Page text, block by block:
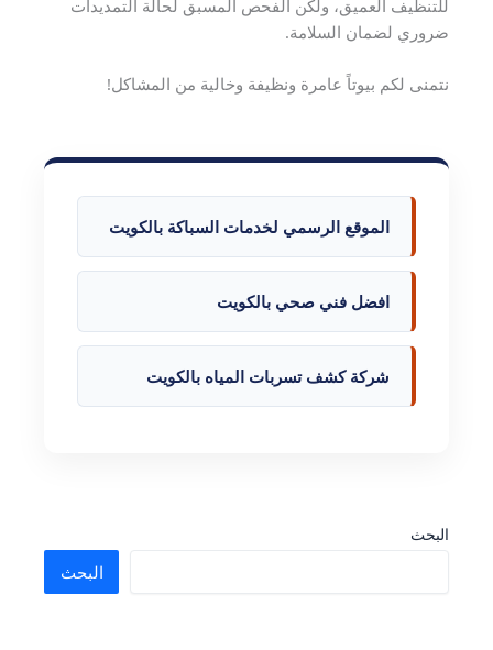
للتنظيف العميق، ولكن الفحص المسبق لحالة التمديدات
ضروري لضمان السلامة.
نتمنى لكم بيوتاً عامرة ونظيفة وخالية من المشاكل!
الموقع الرسمي لخدمات السباكة بالكويت
افضل فني صحي بالكويت
شركة كشف تسربات المياه بالكويت
البحث
البحث